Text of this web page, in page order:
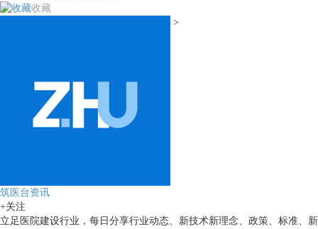
收藏
>
筑医台资讯
+关注
立足医院建设行业，每日分享行业动态、新技术新理念、政策、标准、新